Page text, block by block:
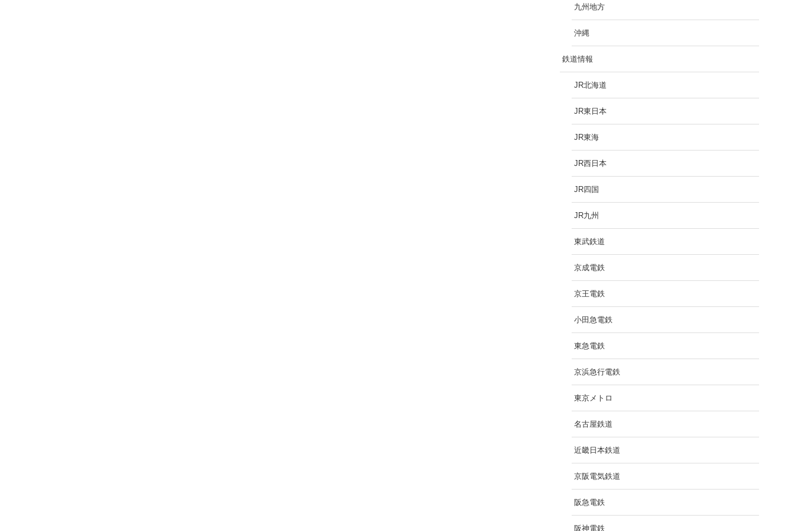
九州地方
沖縄
鉄道情報
JR北海道
JR東日本
JR東海
JR西日本
JR四国
JR九州
東武鉄道
京成電鉄
京王電鉄
小田急電鉄
東急電鉄
京浜急行電鉄
東京メトロ
名古屋鉄道
近畿日本鉄道
京阪電気鉄道
阪急電鉄
阪神電鉄